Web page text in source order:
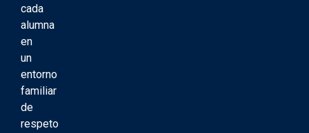
cada
alumna
en
un
entorno
familiar
de
respeto